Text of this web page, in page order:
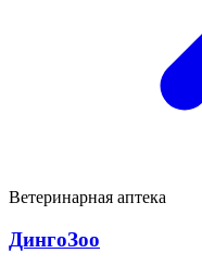
Ветеринарная аптека
ДингоЗоо